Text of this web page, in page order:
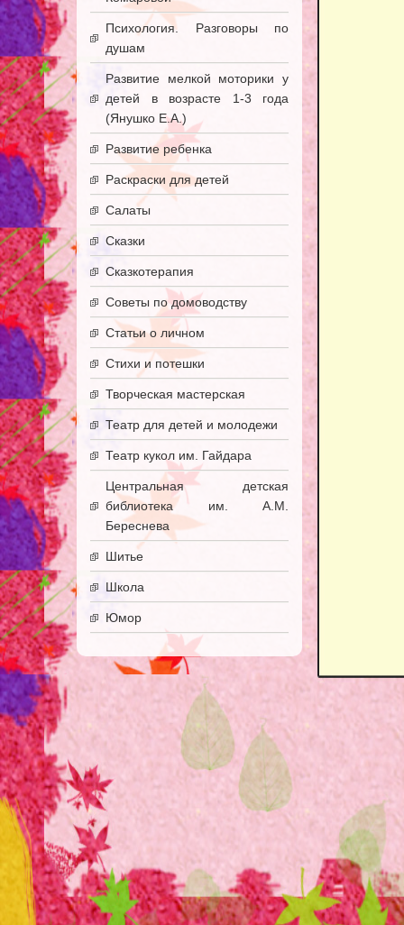
Психология. Разговоры по
душам
Развитие мелкой моторики у
детей в возрасте 1-3 года
(Янушко Е.А.)
Развитие ребенка
Раскраски для детей
Салаты
Сказки
Сказкотерапия
Советы по домоводству
Статьи о личном
Стихи и потешки
Творческая мастерская
Театр для детей и молодежи
Театр кукол им. Гайдара
Центральная детская
библиотека им. А.М.
Береснева
Шитье
Школа
Юмор